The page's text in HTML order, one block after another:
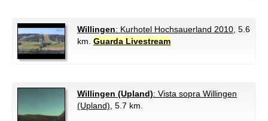
Willingen: Kurhotel Hochsauerland 2010 , 5.6
km. Guarda Livestream
Willingen (Upland): Vista sopra Willingen
(Upland) , 5.7 km.